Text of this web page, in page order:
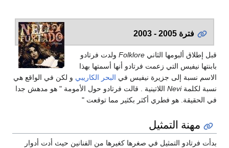
فترة 2005 - 2003
إطلاق ألبومها الثانيFolkloreولدت فرتادو
نيفيس التي زعمت فرتادو أنها أسمتها بهذا
نسبة إلى جزيرة نيفيس فيالبحر الكاريبيو لكن في الواقع هي
لكلمةNevi اللاتينية . قالت فرتادو حول الأمومة " هو مدهش جدا
الحقيقة. هو فطري أكثر بكثير مما توقعت "
مهنة التمثيل
فرتادو التمثيل في صغرها كغيرها من الفنانين حيث أدت أدوار